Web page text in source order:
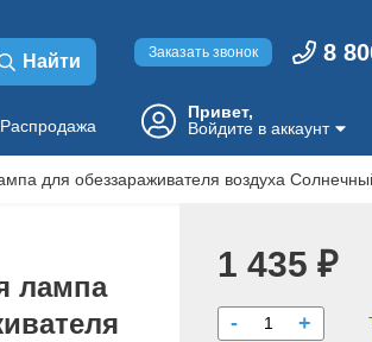
Найти
Распродажа
Заказать звонок 8
Привет,
Войдите в аккаунт
для обеззараживателя воздуха
лампа
1 435 ₽
- +